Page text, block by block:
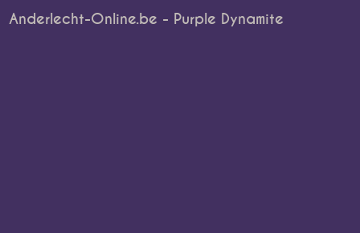
Anderlecht-Online.be - Purple Dynamite